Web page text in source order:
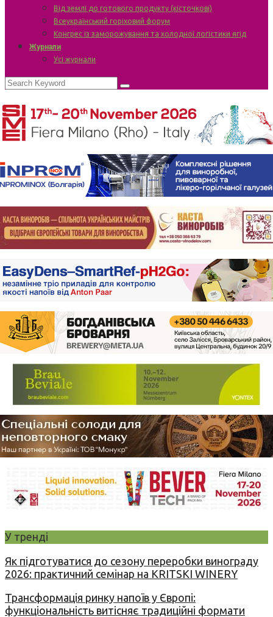
Від землі до готового продукту (кісточкові)
Всеукраїнський горіховий форум
Конгрес із заморожування та холодної логістики ягід
Журнали
Усі журнали
У тренді
Як підготуватися до сезону переробки винограду
2026: практичний семінар на KRITSKI WINERY
Трансформація ринку напоїв у Європі:
функціональність витісняє традиційні формати